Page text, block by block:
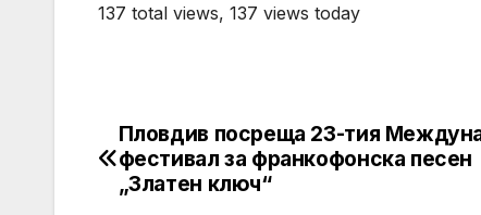
137 total views, 137 views today
Post
navigation
Пловдив посреща 23-тия
фестивал за франкофонска песен
„Златен ключ“